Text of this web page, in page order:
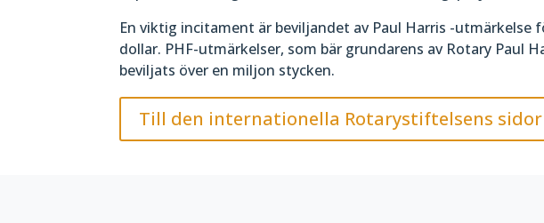
En viktig incitament är beviljandet av Paul Harris -utmärkelse
dollar. PHF-utmärkelser, som bär grundarens av Rotary Paul
beviljats över en miljon stycken.
Till den internationella Rotarystiftelsens sidor